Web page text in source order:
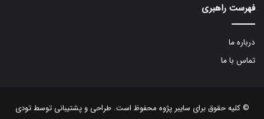
فهرست راهبری
درباره ما
تماس با ما
© کلیه حقوق برای سایبر پژوه محفوظ است. طراحی و پشتیبانی توسطتودی